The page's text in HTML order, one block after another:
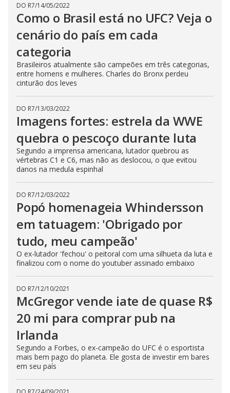
DO R7/14/05/2022
Como o Brasil está no UFC? Veja o
cenário do país em cada
categoria
Brasileiros atualmente são campeões em três categorias,
entre homens e mulheres. Charles do Bronx perdeu
cinturão dos leves
DO R7/13/03/2022
Imagens fortes: estrela da WWE
quebra o pescoço durante luta
Segundo a imprensa americana, lutador quebrou as
vértebras C1 e C6, mas não as deslocou, o que evitou
danos na medula espinhal
DO R7/12/03/2022
Popó homenageia Whindersson
em tatuagem: 'Obrigado por
tudo, meu campeão'
O ex-lutador 'fechou' o peitoral com uma silhueta da luta e
finalizou com o nome do youtuber assinado embaixo
DO R7/12/10/2021
McGregor vende iate de quase R$
20 mi para comprar pub na
Irlanda
Segundo a Forbes, o ex-campeão do UFC é o esportista
mais bem pago do planeta. Ele gosta de investir em bares
em seu país